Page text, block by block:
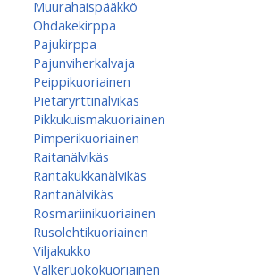
Muurahaispääkkö
Ohdakekirppa
Pajukirppa
Pajunviherkalvaja
Peippikuoriainen
Pietaryrttinälvikäs
Pikkukuismakuoriainen
Pimperikuoriainen
Raitanälvikäs
Rantakukkanälvikäs
Rantanälvikäs
Rosmariinikuoriainen
Rusolehtikuoriainen
Viljakukko
Välkeruokokuoriainen